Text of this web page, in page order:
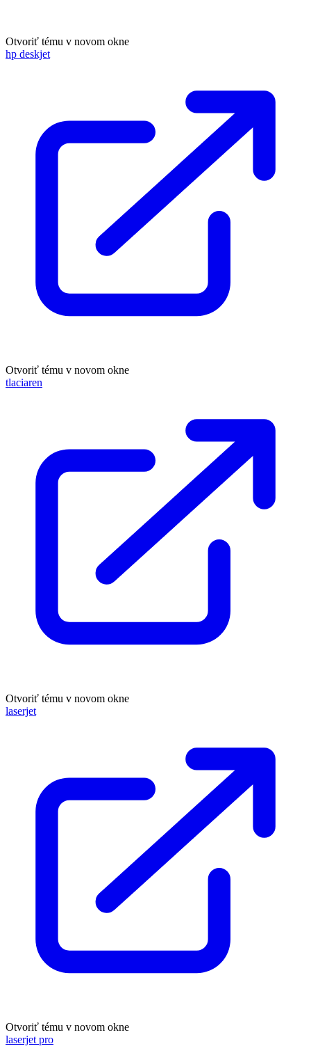
Otvoriť tému v novom okne
hp deskjet
Otvoriť tému v novom okne
tlaciaren
Otvoriť tému v novom okne
laserjet
Otvoriť tému v novom okne
laserjet pro